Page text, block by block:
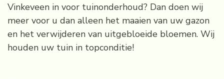
Vinkeveen in voor tuinonderhoud? Dan doen wij
meer voor u dan alleen het maaien van uw gazon
en het verwijderen van uitgebloeide bloemen. Wij
houden uw tuin in topconditie!